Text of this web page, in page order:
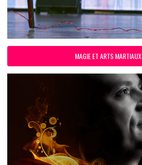
MAGIE ET ARTS MARTIAUX